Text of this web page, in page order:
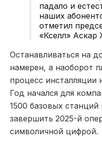
падало и
наших
отметил
«Кселл» Аскар
Останавливаться на
намерен, а наоборот
процесс инсталляции
Год начался для
1500 базовых
завершить 2025-й
символичной цифрой.